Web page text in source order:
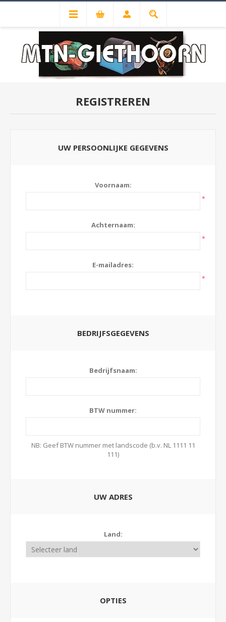
REGISTREREN
UW PERSOONLIJKE GEGEVENS
Voornaam:
*
Achternaam:
*
E-mailadres:
*
BEDRIJFSGEGEVENS
Bedrijfsnaam:
BTW nummer:
NB: Geef BTW nummer met landscode (b.v. NL 1111 11
111)
UW ADRES
Land:
OPTIES